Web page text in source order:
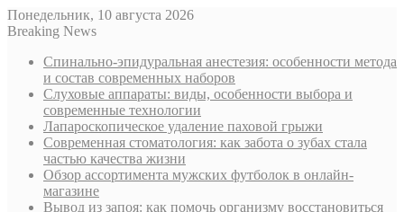
Понедельник, 10 августа 2026
Breaking News
Спинально-эпидуральная анестезия: особенности метода
и состав современных наборов
Слуховые аппараты: виды, особенности выбора и
современные технологии
Лапароскопическое удаление паховой грыжи
Современная стоматология: как забота о зубах стала
частью качества жизни
Обзор ассортимента мужских футболок в онлайн-
магазине
Вывод из запоя: как помочь организму восстановиться